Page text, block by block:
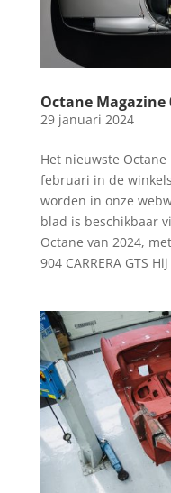
Octane Magazine
29 januari 2024
Het nieuwste
februari in de
worden in onze
blad is beschikbaar
Octane van 2024,
904 CARRERA GTS